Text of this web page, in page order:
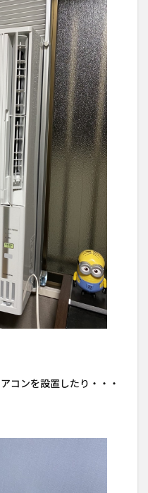
コンを設置したり・・・